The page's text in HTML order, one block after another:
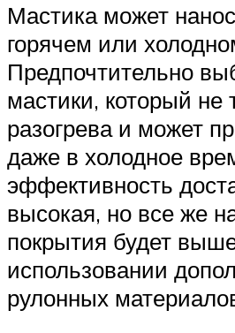
Мастика может
горячем или
Предпочтительно
мастики, который не
разогрева и может
даже в холодное
эффективность
высокая, но все же
покрытия будет
использовании
рулонных